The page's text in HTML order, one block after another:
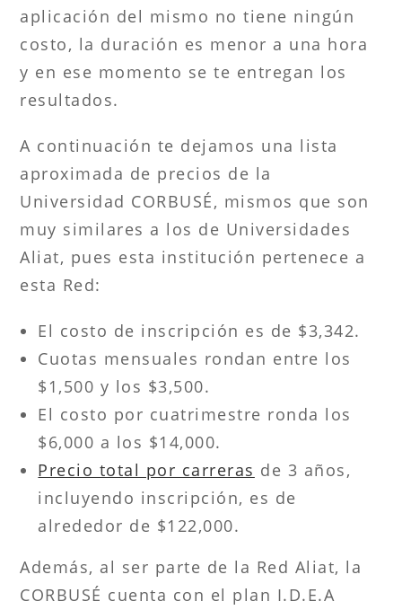
aplicación del mismo no tiene ningún
costo, la duración es menor a una hora
y en ese momento se te entregan los
resultados.
A continuación te dejamos una lista
aproximada de precios de la
Universidad CORBUSÉ, mismos que son
muy similares a los de Universidades
Aliat, pues esta institución pertenece a
esta Red:
El costo de inscripción es de $3,342.
Cuotas mensuales rondan entre los
$1,500 y los $3,500.
El costo por cuatrimestre ronda los
$6,000 a los $14,000.
Precio total por carreras de 3 años,
incluyendo inscripción, es de
alrededor de $122,000.
Además, al ser parte de la Red Aliat, la
CORBUSÉ cuenta con el plan I.D.E.A